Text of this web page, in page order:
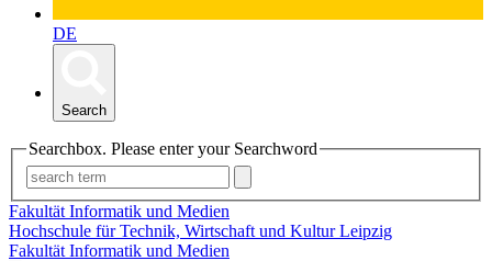
DE
Search
Searchbox. Please enter your Searchword
Fakultät Informatik und Medien
Hochschule für Technik, Wirtschaft und Kultur Leipzig
Fakultät Informatik und Medien